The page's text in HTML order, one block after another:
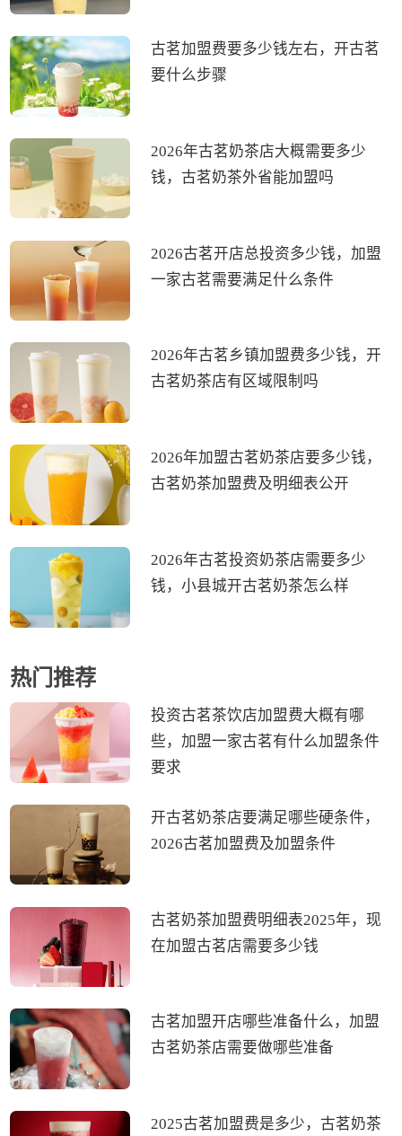
古茗加盟费要多少钱左右，开古茗
要什么步骤
2026年古茗奶茶店大概需要多少
钱，古茗奶茶外省能加盟吗
2026古茗开店总投资多少钱，加盟
一家古茗需要满足什么条件
2026年古茗乡镇加盟费多少钱，开
古茗奶茶店有区域限制吗
2026年加盟古茗奶茶店要多少钱，
古茗奶茶加盟费及明细表公开
2026年古茗投资奶茶店需要多少
钱，小县城开古茗奶茶怎么样
热门推荐
投资古茗茶饮店加盟费大概有哪
些，加盟一家古茗有什么加盟条件
要求
开古茗奶茶店要满足哪些硬条件，
2026古茗加盟费及加盟条件
古茗奶茶加盟费明细表2025年，现
在加盟古茗店需要多少钱
古茗加盟开店哪些准备什么，加盟
古茗奶茶店需要做哪些准备
2025古茗加盟费是多少，古茗奶茶